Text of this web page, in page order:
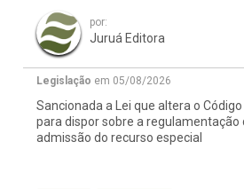
por:
Juruá Editora
Legislação em 05/08/2026
Sancionada a Lei que altera o
para dispor sobre a regulamentação
admissão do recurso especial